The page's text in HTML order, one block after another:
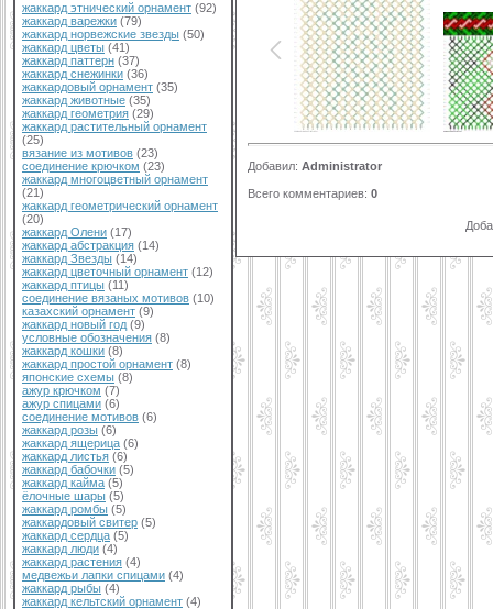
жаккард этнический орнамент (92)
жаккард варежки (79)
жаккард норвежские звезды (50)
жаккард цветы (41)
жаккард паттерн (37)
жаккард снежинки (36)
жаккардовый орнамент (35)
жаккард животные (35)
жаккард геометрия (29)
жаккард растительный орнамент
(25)
вязание из мотивов (23)
соединение крючком (23)
жаккард многоцветный орнамент
(21)
жаккард геометрический орнамент
(20)
жаккард Олени (17)
жаккард абстракция (14)
жаккард Звезды (14)
жаккард цветочный орнамент (12)
жаккард птицы (11)
соединение вязаных мотивов (10)
казахский орнамент (9)
жаккард новый год (9)
условные обозначения (8)
жаккард кошки (8)
жаккард простой орнамент (8)
японские схемы (8)
ажур крючком (7)
ажур спицами (6)
соединение мотивов (6)
жаккард розы (6)
жаккард ящерица (6)
жаккард листья (6)
жаккард бабочки (5)
жаккард кайма (5)
ёлочные шары (5)
жаккард ромбы (5)
жаккардовый свитер (5)
жаккард сердца (5)
жаккард люди (4)
жаккард растения (4)
медвежьи лапки спицами (4)
жаккард рыбы (4)
жаккард кельтский орнамент (4)
Добавил: Administrator
Всего комментариев: 0